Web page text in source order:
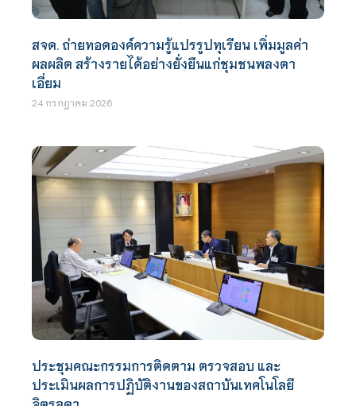
สจด. ถ่ายทอดองค์ความรู้แปรรูปทุเรียน เพิ่มมูลค่า
ผลผลิต สร้างรายได้อย่างยั่งยืนแก่ชุมชนพลงตา
เอี่ยม
24 กรกฎาคม 2026
ประชุมคณะกรรมการติดตาม ตรวจสอบ และ
ประเมินผลการปฏิบัติงานของสถาบันเทคโนโลยี